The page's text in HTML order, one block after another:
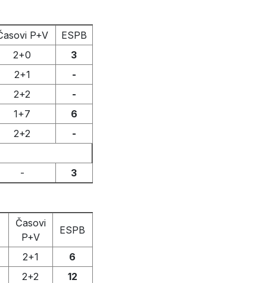
P+V
ESPB
2+0
3
2+1
-
2+2
-
1+7
6
2+2
-
- 3
Časovi
P+V
ESPB
2+1
6
2+2
12